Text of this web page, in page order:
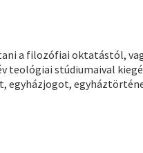
a filozófiai oktatástól,
stúdiumaival
egyházjogot,